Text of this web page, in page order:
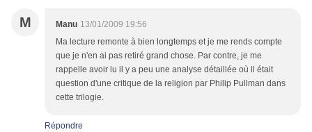
M Manu 13/01/2009 19:56
Ma lecture remonte à bien longtemps et je me rends compte
que je n'en ai pas retiré grand chose. Par contre, je me
rappelle avoir lu il y a peu une analyse détaillée où il était
question d'une critique de la religion par Philip Pullman dans
cette trilogie.
Répondre